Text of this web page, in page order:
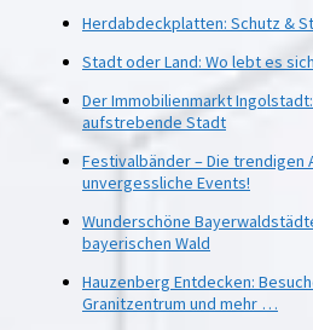
Herdabdeckplatten: Schutz &
Stadt oder Land: Wo lebt es
Der Immobilienmarkt
aufstrebende Stadt
Festivalbänder – Die trendigen
unvergessliche Events!
Wunderschöne
bayerischen Wald
Hauzenberg Entdecken:
Granitzentrum und mehr …